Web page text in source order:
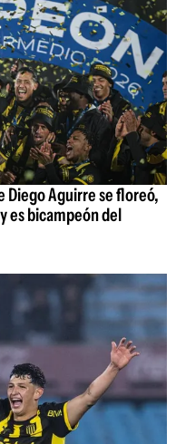
Diego Aguirre se floreó,
es bicampeón del